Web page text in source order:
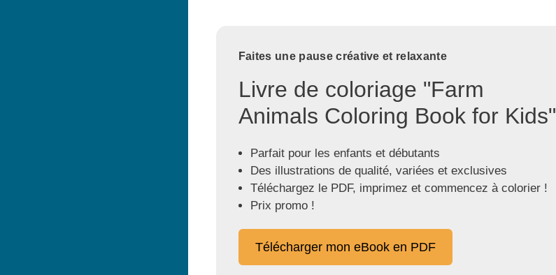
Faites une pause créative et relaxante
Livre de coloriage "Farm
Animals Coloring Book for Kids"
Parfait pour les enfants et débutants
Des illustrations de qualité, variées et exclusives
Téléchargez le PDF, imprimez et commencez à colorier !
Prix promo !
Télécharger mon eBook en PDF